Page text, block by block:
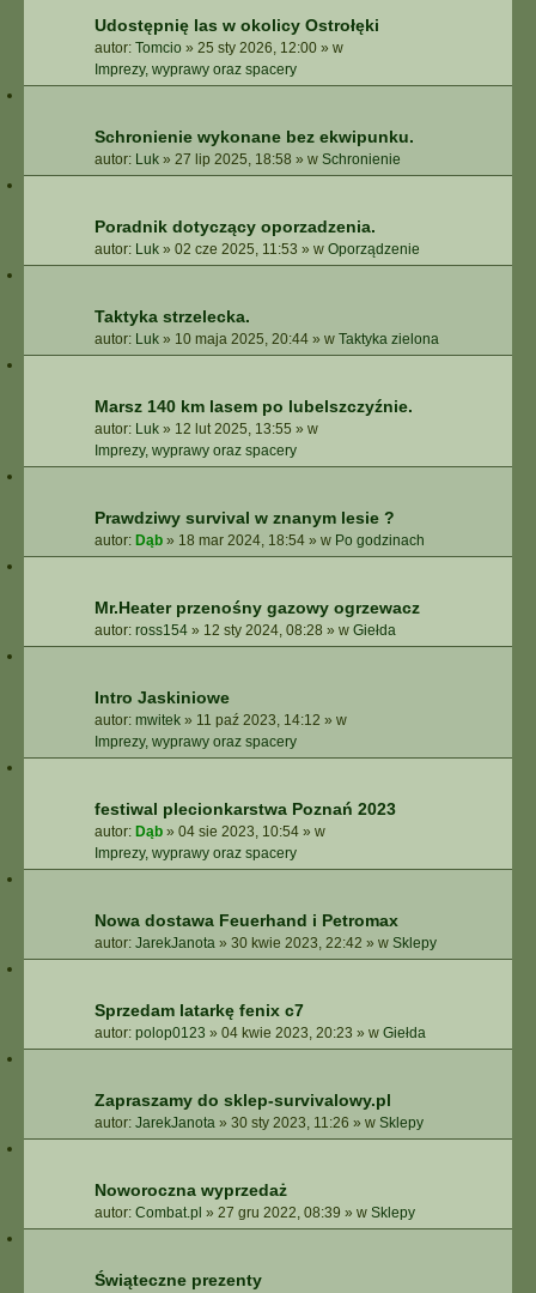
O
E
Udostępnię las w okolicy Ostrołęki
autor: Tomcio » 25 sty 2026, 12:00 » w
Imprezy, wyprawy oraz spacery
Schronienie wykonane bez ekwipunku.
autor: Luk » 27 lip 2025, 18:58 » w Schronienie
Poradnik dotyczący oporzadzenia.
autor: Luk » 02 cze 2025, 11:53 » w Oporządzenie
Taktyka strzelecka.
autor: Luk » 10 maja 2025, 20:44 » w Taktyka zielona
Marsz 140 km lasem po lubelszczyźnie.
autor: Luk » 12 lut 2025, 13:55 » w
Imprezy, wyprawy oraz spacery
Prawdziwy survival w znanym lesie ?
autor: Dąb » 18 mar 2024, 18:54 » w Po godzinach
Mr.Heater przenośny gazowy ogrzewacz
autor: ross154 » 12 sty 2024, 08:28 » w Giełda
Intro Jaskiniowe
autor: mwitek » 11 paź 2023, 14:12 » w
Imprezy, wyprawy oraz spacery
festiwal plecionkarstwa Poznań 2023
autor: Dąb » 04 sie 2023, 10:54 » w
Imprezy, wyprawy oraz spacery
Nowa dostawa Feuerhand i Petromax
autor: JarekJanota » 30 kwie 2023, 22:42 » w Sklepy
Sprzedam latarkę fenix c7
autor: polop0123 » 04 kwie 2023, 20:23 » w Giełda
Zapraszamy do sklep-survivalowy.pl
autor: JarekJanota » 30 sty 2023, 11:26 » w Sklepy
Noworoczna wyprzedaż
autor: Combat.pl » 27 gru 2022, 08:39 » w Sklepy
Świąteczne prezenty